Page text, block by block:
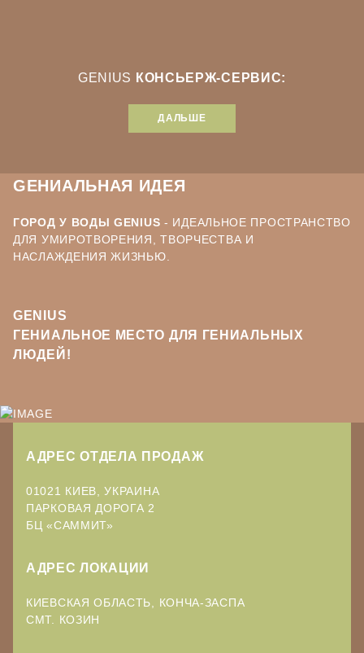
GENIUS КОНСЬЕРЖ-СЕРВИС:
ДАЛЬШЕ
GЕНИАЛЬНАЯ ИДЕЯ
ГОРОД У ВОДЫ GENIUS - ИДЕАЛЬНОЕ ПРОСТРАНСТВО
ДЛЯ УМИРОТВОРЕНИЯ, ТВОРЧЕСТВА И
НАСЛАЖДЕНИЯ ЖИЗНЬЮ.
GENIUS
ГЕНИАЛЬНОЕ МЕСТО ДЛЯ ГЕНИАЛЬНЫХ
ЛЮДЕЙ!
АДРЕС ОТДЕЛА ПРОДАЖ
01021 КИЕВ, УКРАИНА
ПАРКОВАЯ ДОРОГА 2
БЦ «САММИТ»
АДРЕС ЛОКАЦИИ
КИЕВСКАЯ ОБЛАСТЬ, КОНЧА-ЗАСПА
СМТ. КОЗИН